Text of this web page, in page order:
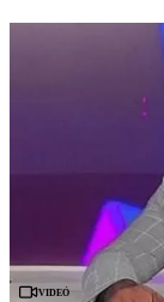
Videó